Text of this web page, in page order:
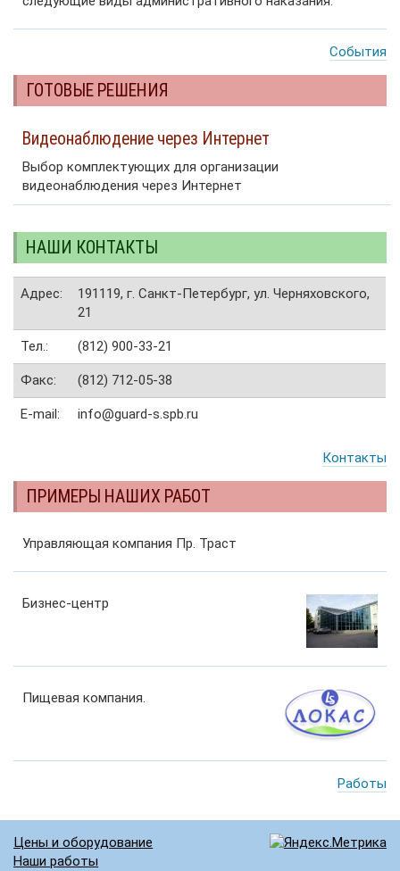
События
ГОТОВЫЕ РЕШЕНИЯ
Видеонаблюдение через Интернет
Выбор комплектующих для организации
видеонаблюдения через Интернет
НАШИ КОНТАКТЫ
Адрес:
191119, г. Санкт-Петербург, ул. Черняховского,
21
Тел.: (812) 900-33-21
Факс: (812) 712-05-38
E-mail: info@guard-s.spb.ru
Контакты
ПРИМЕРЫ НАШИХ РАБОТ
Управляющая компания Пр. Траст
Бизнес-центр
Пищевая компания.
Работы
Цены и оборудование
Наши работы